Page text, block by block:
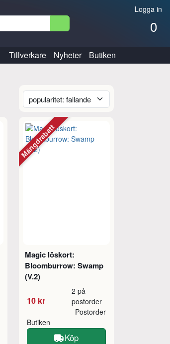
Logga in
0
Tillverkare Nyheter Butiken
Magic löskort:
Bloomburrow: Swamp
(V.2)
10 kr
2 på
postorder
Butiken
Postorder
Köp
Mängdrabatt